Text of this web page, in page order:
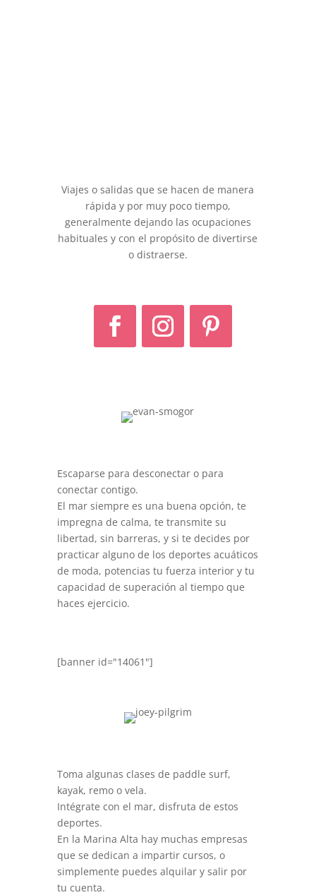
Viajes o salidas que se hacen de manera
rápida y por muy poco tiempo,
generalmente dejando las ocupaciones
habituales y con el propósito de divertirse
o distraerse.
Escaparse para desconectar o para
conectar contigo.
El mar siempre es una buena opción, te
impregna de calma, te transmite su
libertad, sin barreras, y si te decides por
practicar alguno de los deportes acuáticos
de moda, potencias tu fuerza interior y tu
capacidad de superación al tiempo que
haces ejercicio.
[banner id="14061"]
Toma algunas clases de paddle surf,
kayak, remo o vela.
Intégrate con el mar, disfruta de estos
deportes.
En la Marina Alta hay muchas empresas
que se dedican a impartir cursos, o
simplemente puedes alquilar y salir por
tu cuenta.